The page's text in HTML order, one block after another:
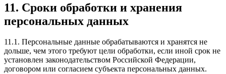
11. Сроки обработки и хранения
персональных данных
11.1. Персональные данные обрабатываются и хранятся не
дольше, чем этого требуют цели обработки, если иной срок не
установлен законодательством Российской Федерации,
договором или согласием субъекта персональных данных.